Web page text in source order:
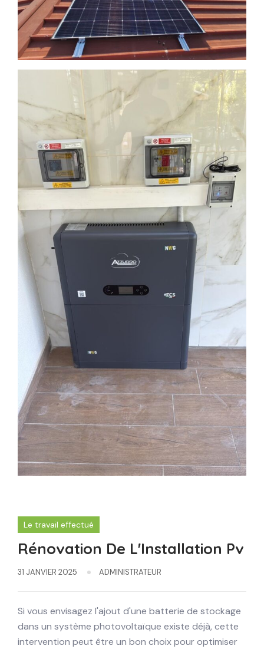
Le travail effectué
Rénovation De L'Installation Pv
31 JANVIER 2025 ADMINISTRATEUR
Si vous envisagez l'ajout d'une batterie de stockage
dans un système photovoltaïque existe déjà, cette
intervention peut être un bon choix pour optimiser